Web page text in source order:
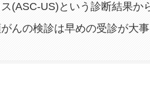
(ASC-US)という診断結果か
んの検診は早めの受診が大事